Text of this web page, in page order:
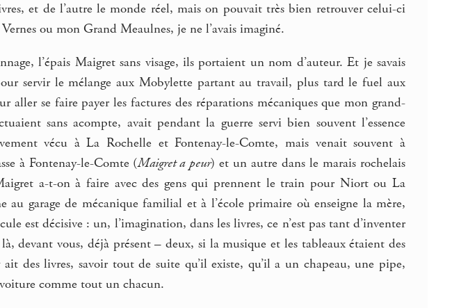
et de l’autre le monde réel, mais on pouvait très bien retrouver celui-ci
ou mon Grand Meaulnes, je ne l’avais imaginé.
l’épais Maigret sans visage, ils portaient un nom d’auteur. Et je savais
servir le mélange aux Mobylette partant au travail, plus tard le fuel aux
aller se faire payer les factures des réparations mécaniques que mon grand-
sans acompte, avait pendant la guerre servi bien souvent l’essence
vécu à La Rochelle et Fontenay-le-Comte, mais venait souvent à
à Fontenay-le-Comte (Maigret a peur) et un autre dans le marais rochelais
a-t-on à faire avec des gens qui prennent le train pour Niort ou La
au garage de mécanique familial et à l’école primaire où enseigne la mère,
est décisive : un, l’imagination, dans les livres, ce n’est pas tant d’inventer
devant vous, déjà présent – deux, si la musique et les tableaux étaient des
des livres, savoir tout de suite qu’il existe, qu’il a un chapeau, une pipe,
voiture comme tout un chacun.